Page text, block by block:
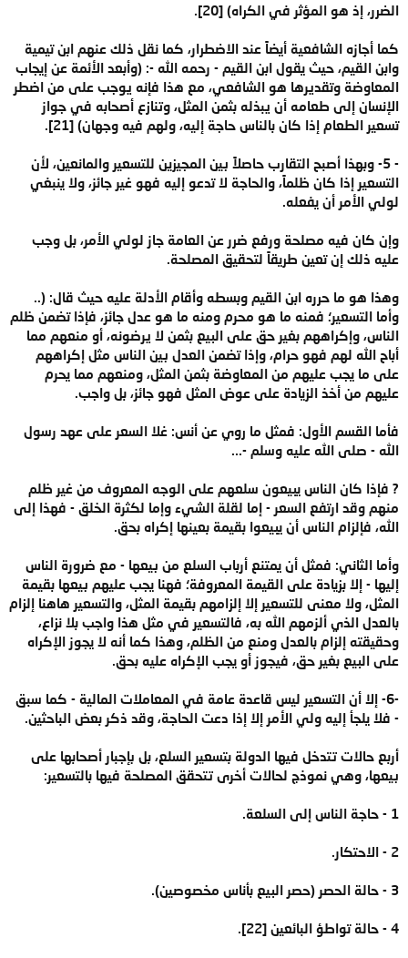
الضرر، إذ هو المؤثر في الكراه) [20].
كما أجازه الشافعية أيضاً عند الاضطرار، كما نقل ذلك عنهم ابن تيمية
وابن القيم، حيث يقول ابن القيم - رحمه الله -: (وأبعد الأئمة عن إيجاب
المعاوضة وتقديرها هو الشافعي، مع هذا فإنه يوجب على من اضطر
الإنسان إلى طعامه أن يبذله بثمن المثل، وتنازع أصحابه في جواز
تسعير الطعام إذا كان بالناس حاجة إليه، ولهم فيه وجهان) [21].
- 5- وبهذا أصبح التقارب حاصلاً بين المجيزين للتسعير والمانعين، لأن
التسعير إذا كان ظلماً، والحاجة لا تدعو إليه فهو غير جائز، ولا ينبغي
لولي الأمر أن يفعله.
وإن كان فيه مصلحة ورفع ضرر عن العامة جاز لولي الأمر، بل وجب
عليه ذلك إن تعين طريقاً لتحقيق المصلحة.
وهذا هو ما حرره ابن القيم وبسطه وأقام الأدلة عليه حيث قال: (..
وأما التسعير؛ فمنه ما هو محرم ومنه ما هو عدل جائز، فإذا تضمن ظلم
الناس، وإكراههم بغير حق على البيع بثمن لا يرضونه، أو منعهم مما
أباح الله لهم فهو حرام، وإذا تضمن العدل بين الناس مثل إكراههم
على ما يجب عليهم من المعاوضة بثمن المثل، ومنعهم مما يحرم
عليهم من أخذ الزيادة على عوض المثل فهو جائز، بل واجب.
فأما القسم الأول: فمثل ما روي عن أنس: غلا السعر على عهد رسول
الله - صلى الله عليه وسلم -...
? فإذا كان الناس يبيعون سلعهم على الوجه المعروف من غير ظلم
منهم وقد ارتفع السعر - إما لقلة الشيء وإما لكثرة الخلق - فهذا إلى
الله، فإلزام الناس أن يبيعوا بقيمة بعينها إكراه بحق.
وأما الثاني: فمثل أن يمتنع أرباب السلع من بيعها - مع ضرورة الناس
إليها - إلا بزيادة على القيمة المعروفة؛ فهنا يجب عليهم بيعها بقيمة
المثل، ولا معنى للتسعير إلا إلزامهم بقيمة المثل، والتسعير هاهنا إلزام
بالعدل الذي ألزمهم الله به، فالتسعير في مثل هذا واجب بلا نزاع،
وحقيقته إلزام بالعدل ومنع من الظلم، وهذا كما أنه لا يجوز الإكراه
على البيع بغير حق، فيجوز أو يجب الإكراه عليه بحق.
-6- إلا أن التسعير ليس قاعدة عامة في المعاملات المالية - كما سبق
- فلا يلجأ إليه ولي الأمر إلا إذا دعت الحاجة، وقد ذكر بعض الباحثين.
أربع حالات تتدخل فيها الدولة بتسعير السلع، بل بإجبار أصحابها على
بيعها، وهي نموذج لحالات أخرى تتحقق المصلحة فيها بالتسعير:
1 - حاجة الناس إلى السلعة.
2 - الاحتكار.
3 - حالة الحصر (حصر البيع بأناس مخصوصين).
4 - حالة تواطؤ البائعين [22].